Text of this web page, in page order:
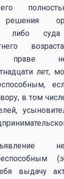
решения
либо
праве
лет,
в том
выдачу